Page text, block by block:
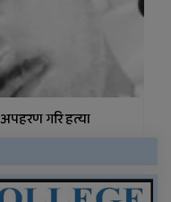
गरि हत्या